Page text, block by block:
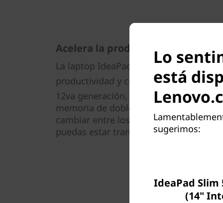
Acelera la productividad
La laptop IdeaPad 5i 7ma Gen (15.6″,
productividad y creatividad con los
12va generación, gráficos discretos
memoria de doble canal también
cambiar entre los modos Quiet,
puedas estar tranquilo bajo presión.
Lo
está
sugerimos:
IdeaPad Slim
(14"